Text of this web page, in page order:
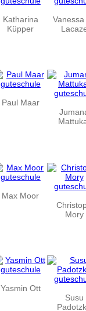
Katharina
Küpper
Vanessa
Paul Maar
Max Moor
Mory
Yasmin Ott
Susu